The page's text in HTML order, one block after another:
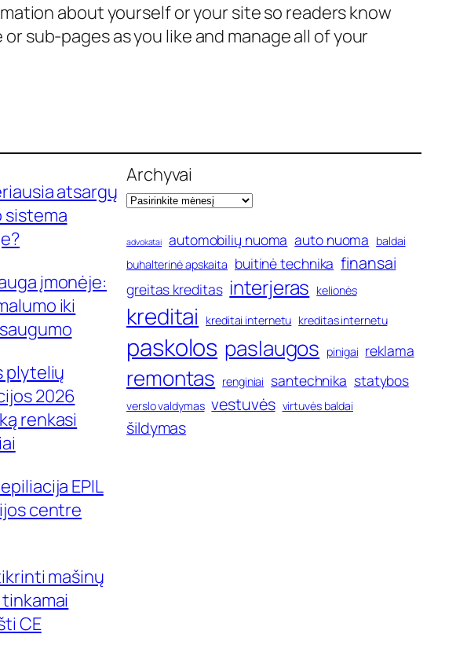
about yourself or your site so readers know
sub-pages as you like and manage all of your
atsargų
sistema
įmonėje:
iki
plytelių
2026
renkasi
EPIL
centre
mašinų
CE
Archyvai
advokatai automobilių nuoma auto nuoma baldai
buhalterinė apskaita buitinė technika finansai
greitas kreditas interjeras kelionės
kreditai kreditai internetu kreditas internetu
paskolos paslaugos pinigai reklama
remontas renginiai santechnika statybos
verslo valdymas vestuvės virtuvės baldai
šildymas